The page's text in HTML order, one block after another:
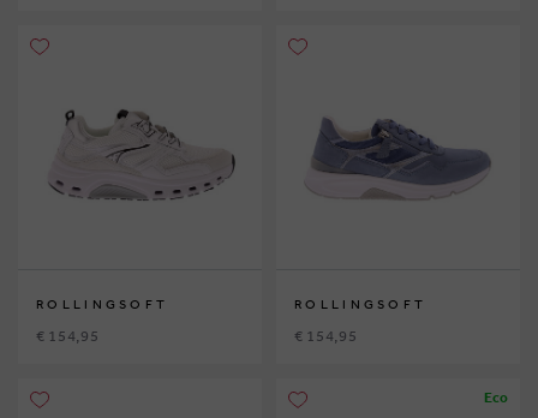
ROLLINGSOFT
€ 154,95
ROLLINGSOFT
€ 154,95
Eco